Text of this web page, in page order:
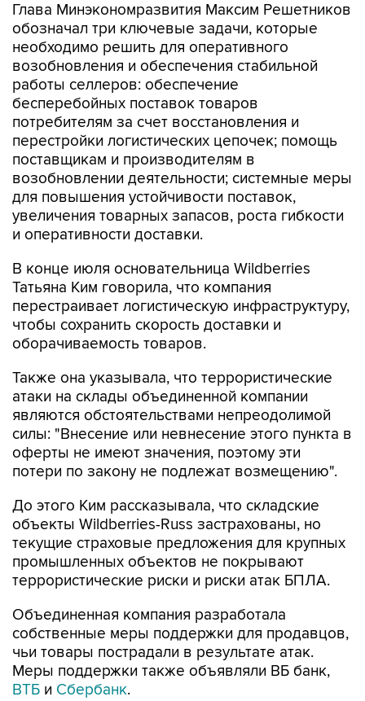
Глава Минэкономразвития Максим Решетников
обозначал три ключевые задачи, которые
необходимо решить для оперативного
возобновления и обеспечения стабильной
работы селлеров: обеспечение
бесперебойных поставок товаров
потребителям за счет восстановления и
перестройки логистических цепочек; помощь
поставщикам и производителям в
возобновлении деятельности; системные меры
для повышения устойчивости поставок,
увеличения товарных запасов, роста гибкости
и оперативности доставки.
В конце июля основательница Wildberries
Татьяна Ким говорила, что компания
перестраивает логистическую инфраструктуру,
чтобы сохранить скорость доставки и
оборачиваемость товаров.
Также она указывала, что террористические
атаки на склады объединенной компании
являются обстоятельствами непреодолимой
силы: "Внесение или невнесение этого пункта в
оферты не имеют значения, поэтому эти
потери по закону не подлежат возмещению".
До этого Ким рассказывала, что складские
объекты Wildberries-Russ застрахованы, но
текущие страховые предложения для крупных
промышленных объектов не покрывают
террористические риски и риски атак БПЛА.
Объединенная компания разработала
собственные меры поддержки для продавцов,
чьи товары пострадали в результате атак.
Меры поддержки также объявляли ВБ банк,
ВТБ и Сбербанк.